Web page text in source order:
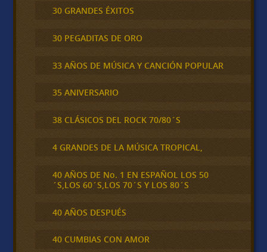
30 GRANDES ÉXITOS
30 PEGADITAS DE ORO
33 AÑOS DE MÚSICA Y CANCIÓN POPULAR
35 ANIVERSARIO
38 CLÁSICOS DEL ROCK 70/80´S
4 GRANDES DE LA MÚSICA TROPICAL,
40 AÑOS DE No. 1 EN ESPAÑOL LOS 50
´S,LOS 60´S,LOS 70´S Y LOS 80´S
40 AÑOS DESPUÉS
40 CUMBIAS CON AMOR